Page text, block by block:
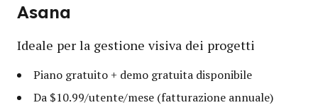
Asana
Ideale per la gestione visiva dei progetti
Piano gratuito + demo gratuita disponibile
Da $10.99/utente/mese (fatturazione annuale)